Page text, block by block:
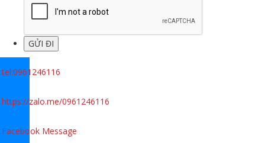
.tel:0961246116
.https://zalo.me/0961246116
.Facebook Message